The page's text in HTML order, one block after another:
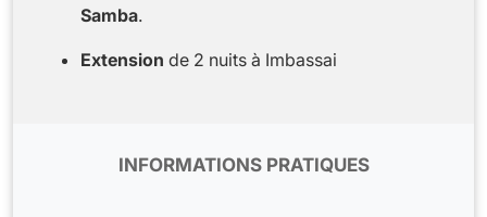
Samba.
Extension de 2 nuits à Imbassai
INFORMATIONS PRATIQUES